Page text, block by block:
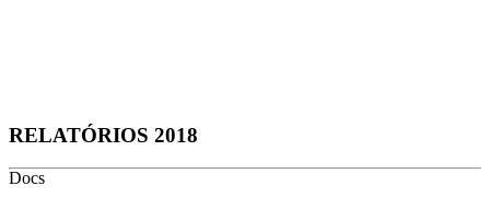
RELATÓRIOS 2018
Docs